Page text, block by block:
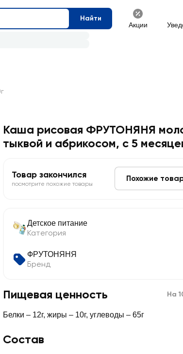
Найти
Акции
Каша рисовая ФРУТОНЯНЯ
тыквой и абрикосом, с 5
Товар закончился
посмотрите похожие товары
Похожие
Детское питание
Категория
ФРУТОНЯНЯ
Бренд
Пищевая ценность На
Белки – 12г, жиры – 10г, углеводы – 65г
Состав